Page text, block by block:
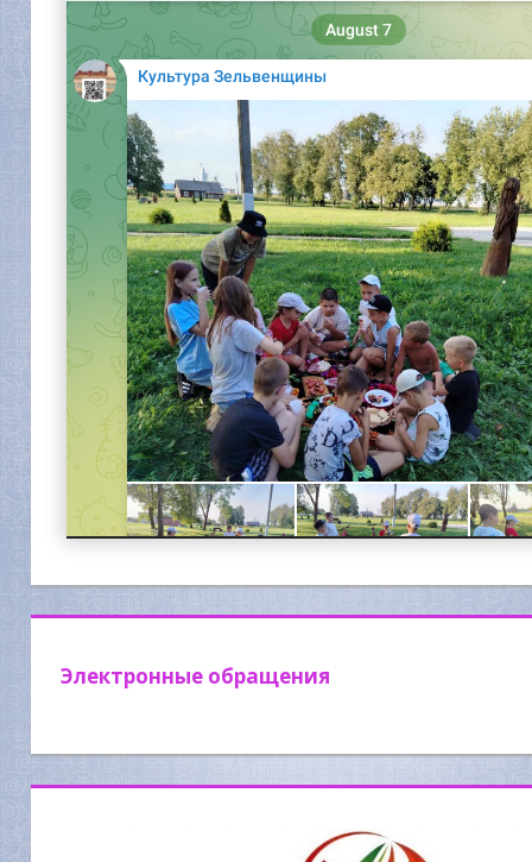
Электронные обращения